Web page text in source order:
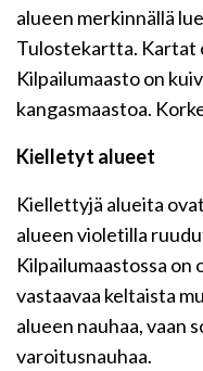
alueen merkinnällä
Tulostekartta. Kartat
Kilpailumaasto on
kangasmaastoa.
Kielletyt alueet
Kiellettyjä alueita
alueen violetilla
Kilpailumaastossa on
vastaavaa keltaista
alueen nauhaa, vaan
varoitusnauhaa.